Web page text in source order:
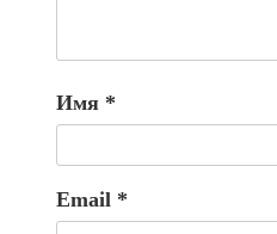
Имя *
Email *